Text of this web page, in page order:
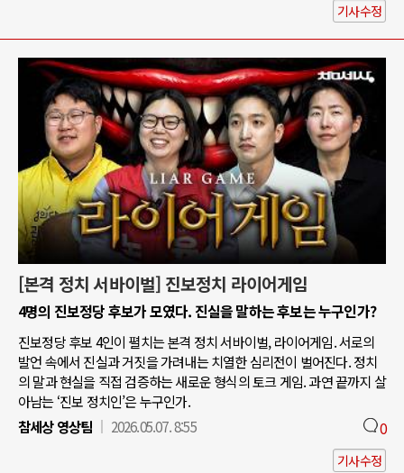
기사수정
[본격 정치 서바이벌] 진보정치 라이어게임
4명의 진보정당 후보가 모였다. 진실을 말하는 후보는 누구인가?
진보정당 후보 4인이 펼치는 본격 정치 서바이벌, 라이어게임. 서로의
발언 속에서 진실과 거짓을 가려내는 치열한 심리전이 벌어진다. 정치
의 말과 현실을 직접 검증하는 새로운 형식의 토크 게임. 과연 끝까지 살
아남는 ‘진보 정치인’은 누구인가.
참세상 영상팀
2026.05.07. 8:55 0
기사수정